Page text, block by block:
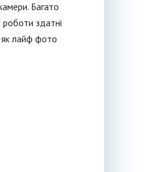
Багато
роботи здатні
лайф фото